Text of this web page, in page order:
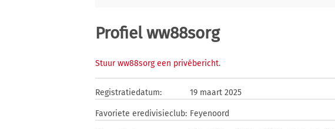
Profiel ww88sorg
Stuur ww88sorg een privébericht.
Registratiedatum: 19 maart 2025
Favoriete eredivisieclub: Feyenoord